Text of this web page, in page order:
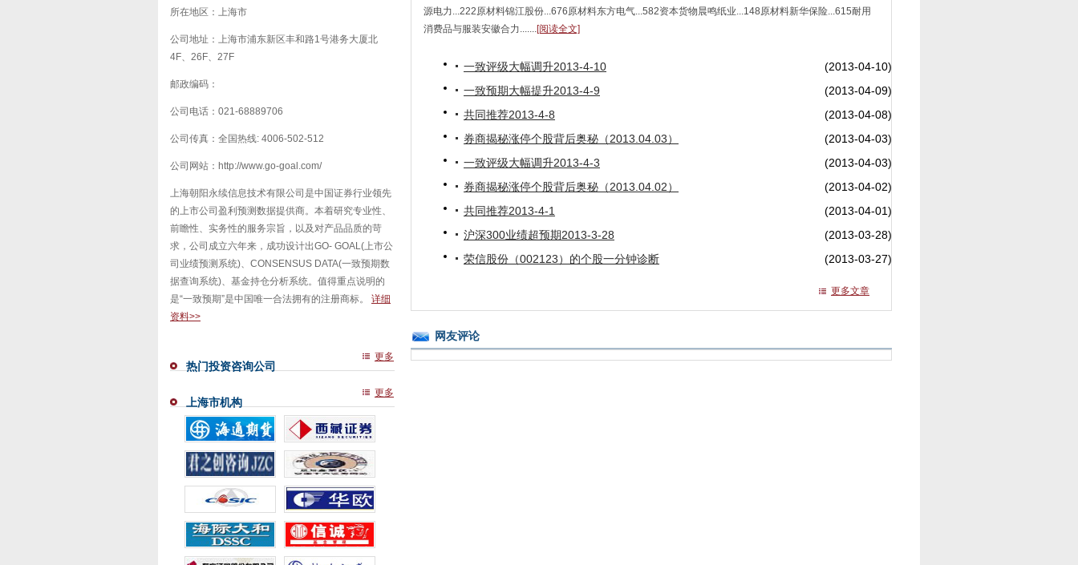
所在地区：上海市
公司地址：上海市浦东新区丰和路1号港务大厦北
4F、26F、27F
邮政编码：
公司电话：021-68889706
公司传真：全国热线: 4006-502-512
公司网站：http://www.go-goal.com/
上海朝阳永续信息技术有限公司是中国证券行业领先
的上市公司盈利预测数据提供商。本着研究专业性、
前瞻性、实务性的服务宗旨，以及对产品品质的苛
求，公司成立六年来，成功设计出GO- GOAL(上市公
司业绩预测系统)、CONSENSUS DATA(一致预期数
据查询系统)、基金持仓分析系统。值得重点说明的
是“一致预期”是中国唯一合法拥有的注册商标。 详细
资料>>
热门投资咨询公司
更多
上海市机构
更多
源电力...222原材料锦江股份...676原材料东方电气...582资本货物晨鸣纸业...148原材料新华保险...615耐用
消费品与服装安徽合力.......[阅读全文]
一致评级大幅调升2013-4-10
(2013-04-10)
一致预期大幅提升2013-4-9
(2013-04-09)
共同推荐2013-4-8
(2013-04-08)
券商揭秘涨停个股背后奥秘（2013.04.03）
(2013-04-03)
一致评级大幅调升2013-4-3
(2013-04-03)
券商揭秘涨停个股背后奥秘（2013.04.02）
(2013-04-02)
共同推荐2013-4-1
(2013-04-01)
沪深300业绩超预期2013-3-28
(2013-03-28)
荣信股份（002123）的个股一分钟诊断
(2013-03-27)
更多文章
网友评论